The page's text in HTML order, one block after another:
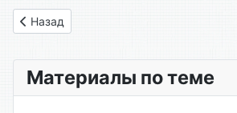
Предыдущий: Вариант № 24
Назад
Материалы по теме